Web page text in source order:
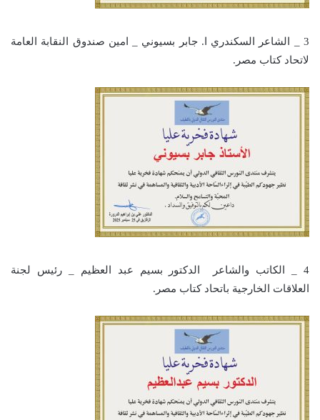
3 _ الشاعر السكندري ا. جابر بسيوني _ امين صندوق النقابة العامة
لاتحاد كتاب مصر.
4 _ الكاتب والشاعر الدكتور بسيم عبد العظيم _ رئيس لجنة
العلاقات الخارجية باتحاد كتاب مصر.